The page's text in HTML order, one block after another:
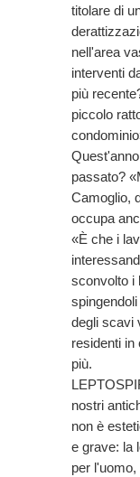
titolare di
nell'area
interventi
più
piccolo
passato?
Camoglio,
occupa
«È che i
sconvolto i
degli scavi
residenti in
più.
nostri
non è
e grave: la
per